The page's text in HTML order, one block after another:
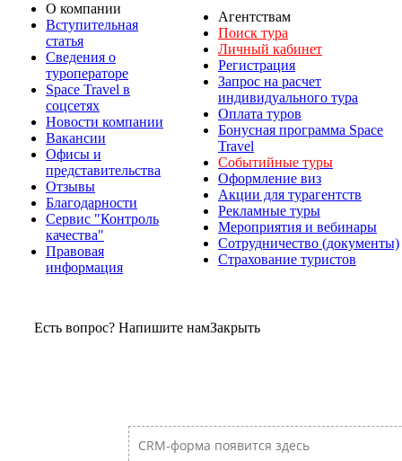
О компании
Вступительная
статья
Сведения о
туроператоре
Space Travel в
соцсетях
Новости компании
Вакансии
Офисы и
представительства
Отзывы
Благодарности
Сервис "Контроль
качества"
Правовая
информация
Агентствам
Поиск тура
Личный кабинет
Регистрация
Запрос на расчет
индивидуального тура
Оплата туров
Бонусная программа Space
Travel
Событийные туры
Оформление виз
Акции для турагентств
Рекламные туры
Мероприятия и вебинары
Сотрудничество (документы)
Страхование туристов
Есть вопрос? Напишите намЗакрыть